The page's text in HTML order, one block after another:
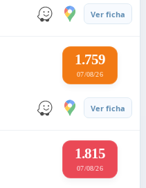
Ver ficha
1.759
07/08/26
Ver ficha
1.815
07/08/26